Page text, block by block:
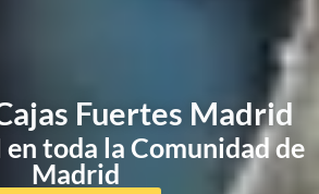
Fuertes Madrid
toda la Comunidad de
Madrid